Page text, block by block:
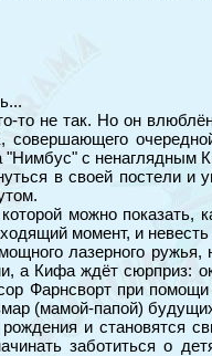
не так. Но он
"Нимбус" с ненаглядным
в своей постели
можно показать,
момент, и
лазерного
а Кифа ждёт сюрприз:
Фарнсворт при
(мамой-папой)
и становятся
заботиться о